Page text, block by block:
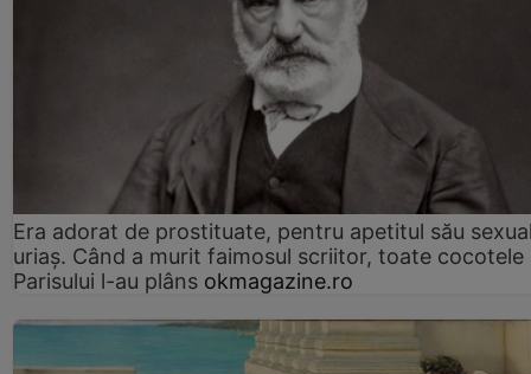
Era adorat de prostituate, pentru apetitul său
uriaș. Când a murit faimosul scriitor, toate cocotele
Parisului l-au plâns okmagazine.ro